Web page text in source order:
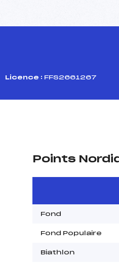
Licence : FFS2661267
Points
Fond
Fond Populaire
Biathlon